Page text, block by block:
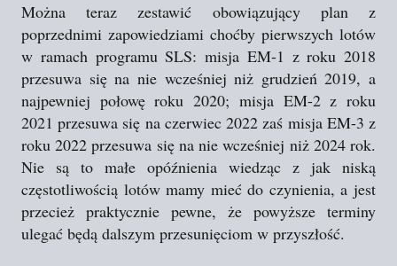
Można teraz zestawić obowiązujący plan z
poprzednimi zapowiedziami choćby pierwszych lotów
w ramach programu SLS: misja EM-1 z roku 2018
przesuwa się na nie wcześniej niż grudzień 2019, a
najpewniej połowę roku 2020; misja EM-2 z roku
2021 przesuwa się na czerwiec 2022 zaś misja EM-3 z
roku 2022 przesuwa się na nie wcześniej niż 2024 rok.
Nie są to małe opóźnienia wiedząc z jak niską
częstotliwością lotów mamy mieć do czynienia, a jest
przecież praktycznie pewne, że powyższe terminy
ulegać będą dalszym przesunięciom w przyszłość.